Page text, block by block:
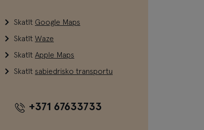
Skatīt Google Maps
Skatīt Waze
Skatīt Apple Maps
Skatīt sabiedrisko transportu
+371 67633733